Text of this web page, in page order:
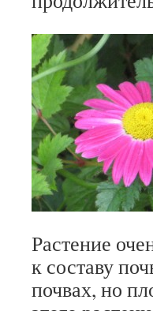
Растение
к составу
почвах, но